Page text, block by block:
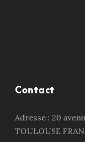
Contact
Adresse : 20
TOULOUSE